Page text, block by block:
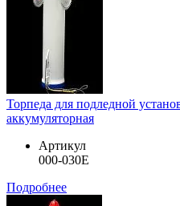
Торпеда для подледной
аккумуляторная
Артикул
000-030E
Подробнее